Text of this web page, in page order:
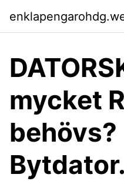
mycket
behövs?